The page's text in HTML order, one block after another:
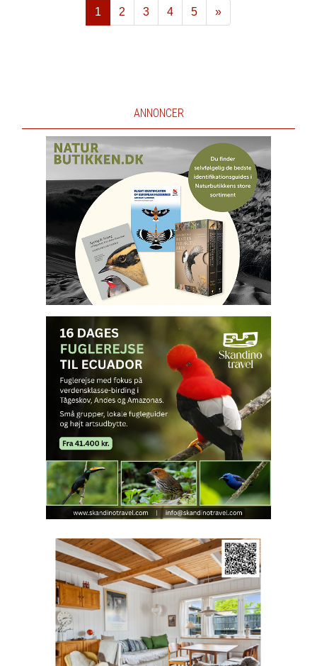
1 2 3 4 5
»
Næste
ANNONCER